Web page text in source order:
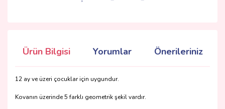
Ürün Bilgisi Yorumlar Önerileriniz
12 ay ve üzeri çocuklar için uygundur.
Kovanın üzerinde 5 farklı geometrik şekil vardır.